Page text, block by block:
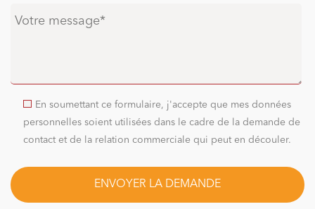
En soumettant ce formulaire, j'accepte que mes données
personnelles soient utilisées dans le cadre de la demande de
contact et de la relation commerciale qui peut en découler.